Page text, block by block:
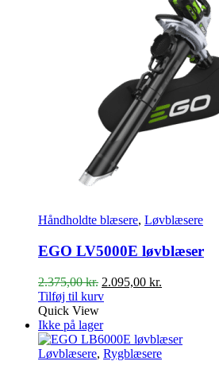
Håndholdte blæsere, Løvblæsere
EGO LV5000E løvblæser
2.375,00kr. Den
oprindelige
var:
2.375,00 kr..
2.095,00 kr.
2.095,00 kr..
Tilføj til kurv
Quick View
Ikke på lager
Løvblæsere, Rygblæsere